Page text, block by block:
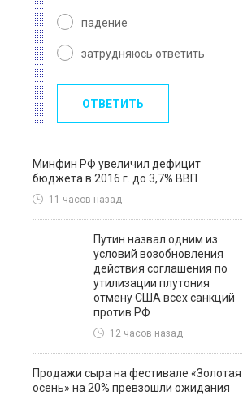
падение
затрудняюсь ответить
ОТВЕТИТЬ
Минфин РФ увеличил дефицит
бюджета в 2016 г. до 3,7% ВВП
11 часов назад
Путин назвал одним из
условий возобновления
действия соглашения по
утилизации плутония
отмену США всех санкций
против РФ
12 часов назад
Продажи сыра на фестивале «Золотая
осень» на 20% превзошли ожидания